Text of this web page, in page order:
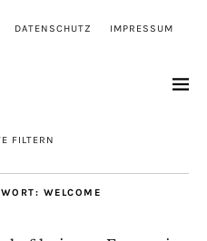
DATENSCHUTZ IMPRESSUM
FILTERN
WELCOME